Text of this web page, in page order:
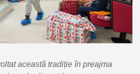
această tradiție în preajma